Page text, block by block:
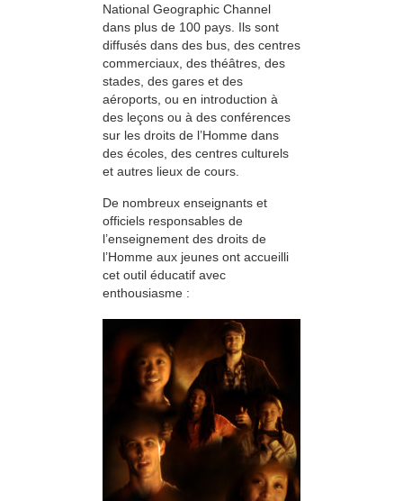
National Geographic Channel
dans plus de 100 pays. Ils sont
diffusés dans des bus, des centres
commerciaux, des théâtres, des
stades, des gares et des
aéroports, ou en introduction à
des leçons ou à des conférences
sur les droits de l’Homme dans
des écoles, des centres culturels
et autres lieux de cours.
De nombreux enseignants et
officiels responsables de
l’enseignement des droits de
l’Homme aux jeunes ont accueilli
cet outil éducatif avec
enthousiasme :